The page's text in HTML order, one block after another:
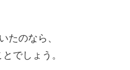
たのなら、
でしょう。